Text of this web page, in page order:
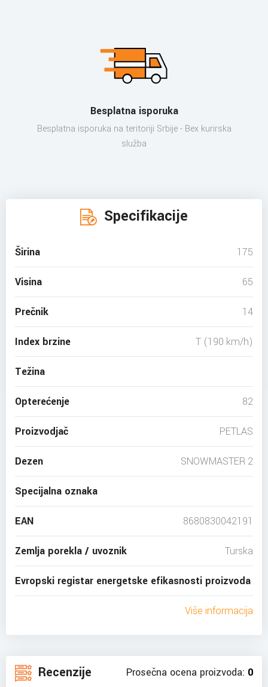
Besplatna isporuka
Besplatna isporuka na teritoriji Srbije - Bex kurirska
služba
Specifikacije
Širina 175
Visina 65
Prečnik 14
Index brzine T (190 km/h)
Težina
Opterećenje 82
Proizvodjač PETLAS
Dezen SNOWMASTER 2
Specijalna oznaka
EAN 8680830042191
Zemlja porekla / uvoznik Turska
Evropski registar energetske efikasnosti proizvoda
Više informacija
Recenzije Prosečna ocena proizvoda: 0